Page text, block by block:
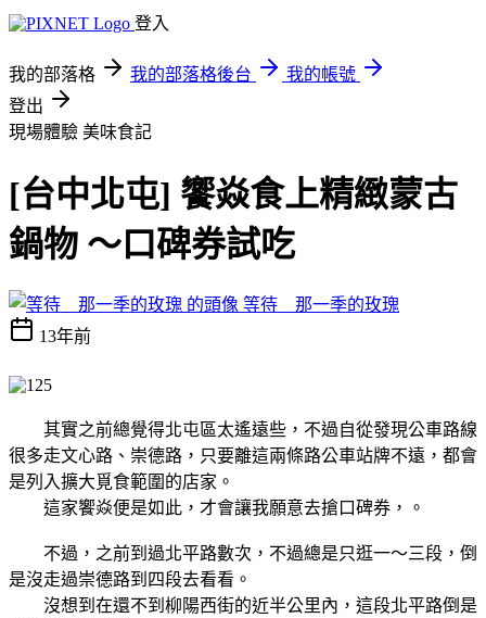
登入
我的部落格 我的部落格後台
我的帳號
登出
現場體驗 美味食記
[台中北屯] 饗焱食上精緻蒙古
鍋物 ～口碑券試吃
等待 那一季的玫瑰
13年前
其實之前總覺得北屯區太遙遠些，不過自從發現公車路線
很多走文心路、崇德路，只要離這兩條路公車站牌不遠，都會
是列入擴大覓食範圍的店家。
這家饗焱便是如此，才會讓我願意去搶口碑券，
。
不過，之前到過北平路數次，不過總是只逛一～三段，倒
是沒走過崇德路到四段去看看。
沒想到在還不到柳陽西街的近半公里內，這段北平路倒是